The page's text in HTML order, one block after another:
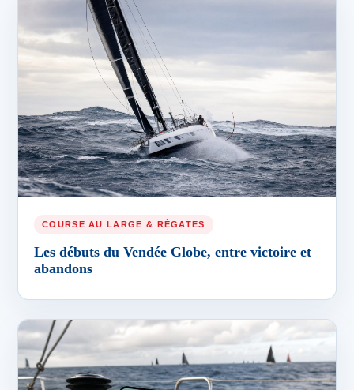
COURSE AU LARGE & RÉGATES
Les débuts du Vendée Globe, entre victoire et
abandons